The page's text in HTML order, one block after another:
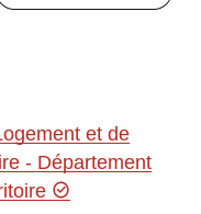
et de
- Département